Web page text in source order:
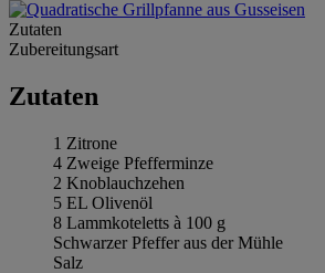
Zutaten
Zubereitungsart
Zutaten
1 Zitrone
4 Zweige Pfefferminze
2 Knoblauchzehen
5 EL Olivenöl
8 Lammkoteletts à 100 g
Schwarzer Pfeffer aus der Mühle
Salz